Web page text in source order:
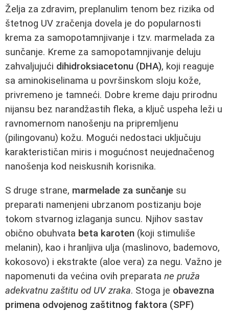
Želja za zdravim, preplanulim tenom bez rizika od
štetnog UV zračenja dovela je do popularnosti
krema za samopotamnjivanje i tzv. marmelada za
sunčanje. Kreme za samopotamnjivanje deluju
zahvaljujući dihidroksiacetonu (DHA), koji reaguje
sa aminokiselinama u površinskom sloju kože,
privremeno je tamneći. Dobre kreme daju prirodnu
nijansu bez narandžastih fleka, a ključ uspeha leži u
ravnomernom nanošenju na pripremljenu
(pilingovanu) kožu. Mogući nedostaci uključuju
karakterističan miris i mogućnost neujednačenog
nanošenja kod neiskusnih korisnika.
S druge strane, marmelade za sunčanje su
preparati namenjeni ubrzanom postizanju boje
tokom stvarnog izlaganja suncu. Njihov sastav
obično obuhvata beta karoten (koji stimuliše
melanin), kao i hranljiva ulja (maslinovo, bademovo,
kokosovo) i ekstrakte (aloe vera) za negu. Važno je
napomenuti da većina ovih preparata ne pruža
adekvatnu zaštitu od UV zraka. Stoga je obavezna
primena odvojenog zaštitnog faktora (SPF)